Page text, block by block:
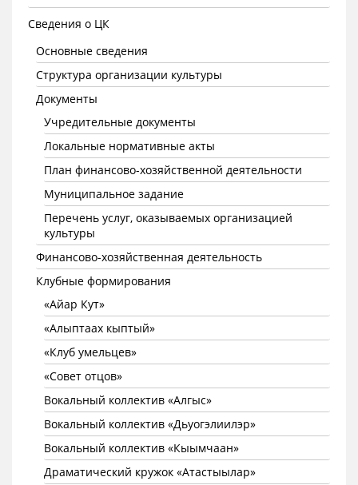
Сведения о ЦК
Основные сведения
Структура организации культуры
Документы
Учредительные документы
Локальные нормативные акты
План финансово-хозяйственной деятельности
Муниципальное задание
Перечень услуг, оказываемых организацией
культуры
Финансово-хозяйственная деятельность
Клубные формирования
«Айар Кут»
«Алыптаах кыптый»
«Клуб умельцев»
«Совет отцов»
Вокальный коллектив «Алгыс»
Вокальный коллектив «Дьуогэлиилэр»
Вокальный коллектив «Кыымчаан»
Драматический кружок «Атастыылар»